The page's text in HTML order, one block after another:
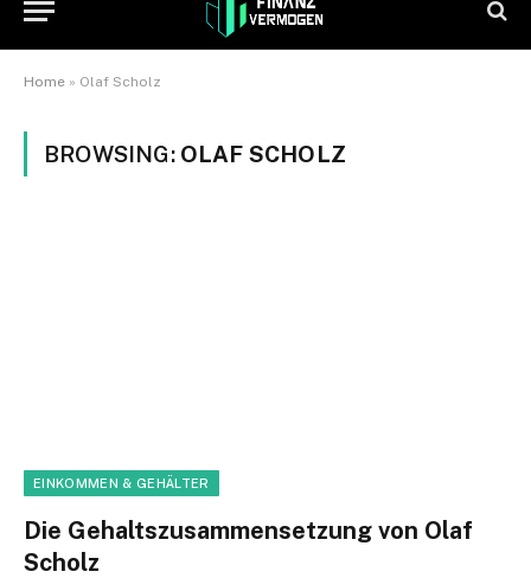
Home » Olaf Scholz
BROWSING: OLAF SCHOLZ
EINKOMMEN & GEHÄLTER
Die Gehaltszusammensetzung von Olaf
Scholz